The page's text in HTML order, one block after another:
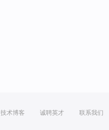
技术博客 诚聘英才 联系我们